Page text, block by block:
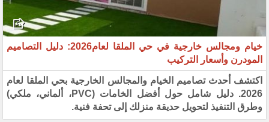
خيام ومجالس خارجية في حي الملقا لعام2026: دليل التصاميم
المودرن وأسعار التركيب
اكتشف أحدث تصاميم الخيام والمجالس الخارجية بحي الملقا لعام
2026. دليل شامل حول أفضل الخامات (PVC، ألماني، ملكي)
وطرق التنفيذ لتحويل حديقة منزلك إلى تحفة فنية.